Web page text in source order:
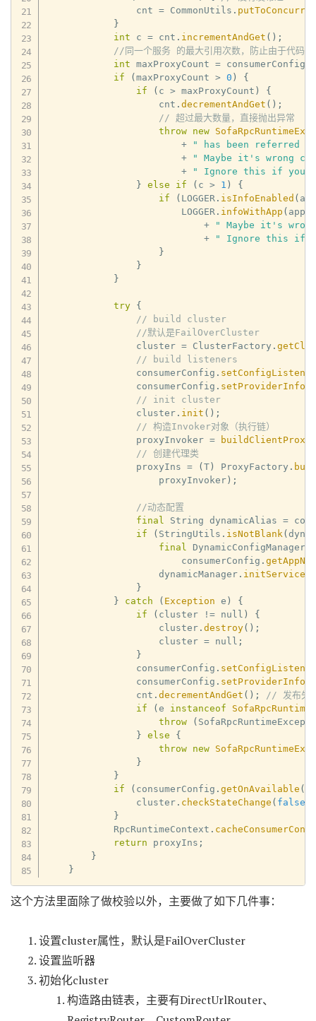
                cnt
= CommonUtils .
}
int c = cnt . incrementAndGet ( ) ;
//同一个服务 的最大引用次数，防止由于代码
int maxProxyCount = consumerConfig
if
(maxProxyCount > 0 )
{
if
( c > maxProxyCount )
{
                    cnt
.decrementAndGet ( ) ;
// 超过最大数量，直接抛出异常
throw new
+
" has been referred
+
" Maybe it's wrong
+
" Ignore this if you
}
else if ( c > 1 )
{
if
( LOGGER . isInfoEnabled (
                        LOGGER
. infoWithApp (
+
" Maybe it's
+
" Ignore this if
}
}
}
try {
// build cluster
//默认是FailOverCluster
                cluster
= ClusterFactory .
// build listeners
                consumerConfig
.
                consumerConfig
.
// init cluster
                cluster
. init ( ) ;
// 构造Invoker对象（执行链）
                proxyInvoker
=
// 创建代理类
                proxyIns
= (T ) ProxyFactory .
                    proxyInvoker
) ;
//动态配置
final String dynamicAlias =
if
( StringUtils . isNotBlank(
final DynamicConfigManager
                        consumerConfig
.
                    dynamicManager
.
}
}
catch ( Exception e )
{
if
( cluster != null )
{
                    cluster
.destroy( ) ;
                    cluster
= null ;
}
                consumerConfig
.
                consumerConfig
.
                cnt
.decrementAndGet ( ) ;
// 发布失
if
(e instanceof
throw
(
}
else
{
throw new
}
}
if
( consumerConfig .getOnAvailable (
                cluster
. checkStateChange ( false
}
            RpcRuntimeContext
.
return proxyIns ;
}
}
这个方法里面除了做校验以外，主要做了如下几件事：
设置cluster属性，默认是FailOverCluster
设置监听器
初始化cluster
构造路由链表，主要有DirectUrlRouter、